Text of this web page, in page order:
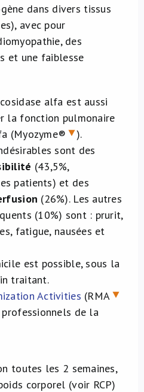
dans divers tissus
avec pour
des
et une faiblesse
alfa est aussi
la fonction pulmonaire
(Myozyme®
).
sont des
(43,5%,
patients) et des
(26%). Les autres
(10%) sont : prurit,
fatigue, nausées et
est possible, sous la
traitant.
Activities (RMA
de la
toutes les 2 semaines,
corporel (voir RCP)